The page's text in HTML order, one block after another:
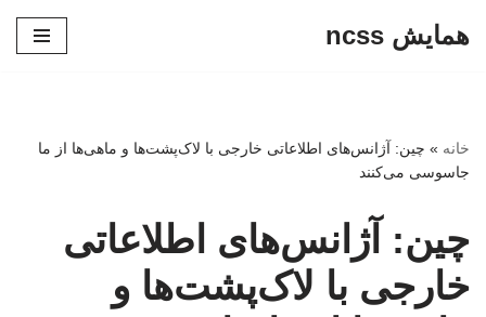
همایش ncss
خانه » چین: آژانس‌های اطلاعاتی خارجی با لاک‌پشت‌ها و ماهی‌ها از ما
جاسوسی می‌کنند
چین: آژانس‌های اطلاعاتی
خارجی با لاک‌پشت‌ها و